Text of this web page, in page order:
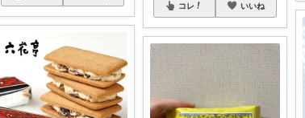
コレ いいね